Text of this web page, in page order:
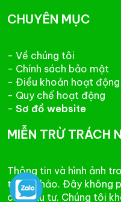
CHUYÊN MỤC
- Về chúng tôi
- Chính sách bảo mật
- Điều khoản hoạt động
- Quy chế hoạt động
- Sơ đồ website
MIỄN TRỪ TRÁCH
Thông tin và hình ảnh
tham khảo. Đây không
chủ đầu tư. Chúng tôi